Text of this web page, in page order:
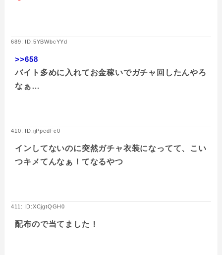
689: ID:5YBWbcYYd
>>658
バイト多めに入れてお金稼いでガチャ回したんやろ
なぁ…
410: ID:ijPpedFc0
インしてないのに突然ガチャ衣装になってて、こい
つキメてんなぁ！てなるやつ
411: ID:XCjgtQGH0
配布ので当てました！